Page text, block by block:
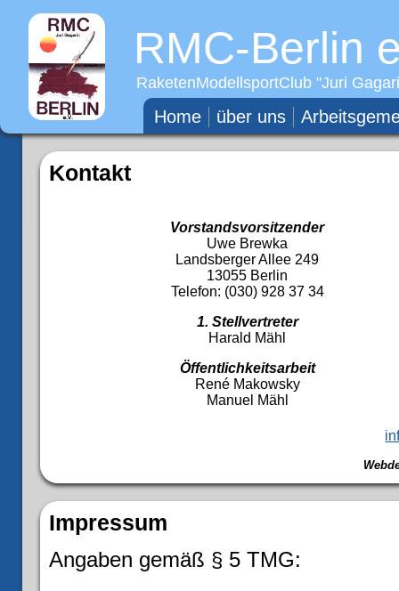
RMC-Berlin
RaketenModellsportClub "Juri
Home über uns
Kontakt
Vorstandsvorsitzender
Uwe Brewka
Landsberger Allee 249
13055 Berlin
Telefon: (030) 928 37 34
1. Stellvertreter
Harald Mähl
Öffentlichkeitsarbeit
René Makowsky
Manuel Mähl
Impressum
Angaben gemäß § 5 TMG: